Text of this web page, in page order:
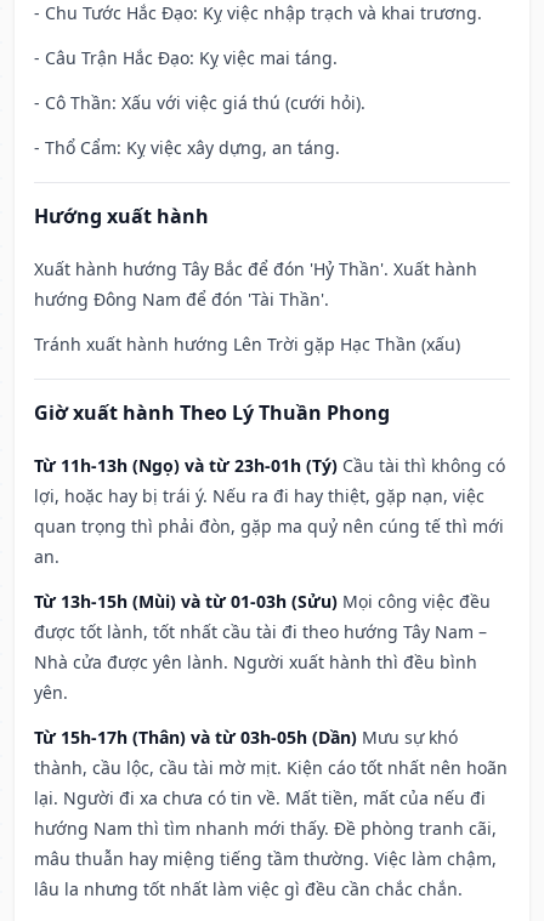
- Chu Tước Hắc Đạo: Kỵ việc nhập trạch và khai trương.
- Câu Trận Hắc Đạo: Kỵ việc mai táng.
- Cô Thần: Xấu với việc giá thú (cưới hỏi).
- Thổ Cẩm: Kỵ việc xây dựng, an táng.
Hướng xuất hành
Xuất hành hướng Tây Bắc để đón 'Hỷ Thần'. Xuất hành
hướng Đông Nam để đón 'Tài Thần'.
Tránh xuất hành hướng Lên Trời gặp Hạc Thần (xấu)
Giờ xuất hành Theo Lý Thuần Phong
Từ 11h-13h (Ngọ) và từ 23h-01h (Tý) Cầu tài thì không có
lợi, hoặc hay bị trái ý. Nếu ra đi hay thiệt, gặp nạn, việc
quan trọng thì phải đòn, gặp ma quỷ nên cúng tế thì mới
an.
Từ 13h-15h (Mùi) và từ 01-03h (Sửu) Mọi công việc đều
được tốt lành, tốt nhất cầu tài đi theo hướng Tây Nam –
Nhà cửa được yên lành. Người xuất hành thì đều bình
yên.
Từ 15h-17h (Thân) và từ 03h-05h (Dần) Mưu sự khó
thành, cầu lộc, cầu tài mờ mịt. Kiện cáo tốt nhất nên hoãn
lại. Người đi xa chưa có tin về. Mất tiền, mất của nếu đi
hướng Nam thì tìm nhanh mới thấy. Đề phòng tranh cãi,
mâu thuẫn hay miệng tiếng tầm thường. Việc làm chậm,
lâu la nhưng tốt nhất làm việc gì đều cần chắc chắn.